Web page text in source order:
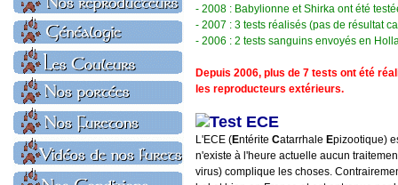
- 2008 : Babylionne et Shirka ont été
- 2007 : 3 tests réalisés (pas de résultat
- 2006 : 2 tests sanguins envoyés en
Depuis 2006, plus de 7 tests ont été
les reproducteurs extérieurs.
Test ECE
L'ECE (Entérite Catarrhale Epizootique)
n'existe à l'heure actuelle aucun
virus) complique les choses.